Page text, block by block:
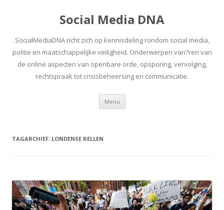
Social Media DNA
SocialMediaDNA richt zich op kennisdeling rondom social media,
politie en maatschappelijke veiligheid. Onderwerpen vari?ren van
de online aspecten van openbare orde, opsporing, vervolging,
rechtspraak tot crisisbeheersing en communicatie.
Menu Spring
inhoud
TAGARCHIEF: LONDENSE RELLEN